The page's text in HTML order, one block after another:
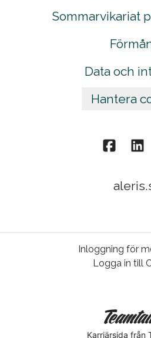
Sommarvikariat
Data och
Hantera
Inloggning för
Logga in till
Karriärsida från